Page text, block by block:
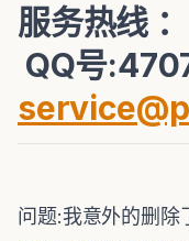
服务热线
QQ号
问题:我意外的删除